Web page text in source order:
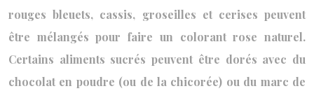
rouges bleuets, cassis, groseilles et cerises peuvent
être mélangés pour faire un colorant rose naturel.
Certains aliments sucrés peuvent être dorés avec du
chocolat en poudre (ou de la chicorée) ou du marc de